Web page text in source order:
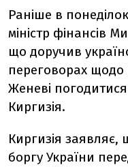
Раніше в
міністр фінансів
що доручив
переговорах щодо
Женеві
Киргизія.
Киргизія
боргу України